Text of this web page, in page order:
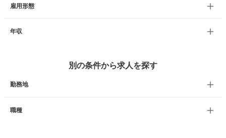
雇用形態
年収
別の条件から求人を探す
勤務地
職種